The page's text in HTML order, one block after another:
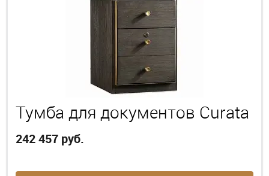
Тумба для документов Curata
242 457 руб.